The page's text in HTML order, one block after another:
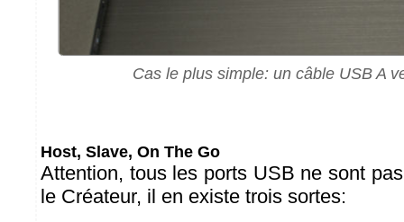
Cas le plus simple: un câble USB A
Host, Slave, On The Go
Attention, tous les ports USB ne sont
le Créateur, il en existe trois sortes: